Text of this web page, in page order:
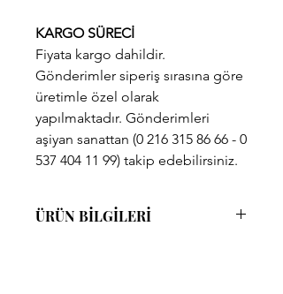
KARGO SÜRECİ
Fiyata kargo dahildir.
Gönderimler siperiş sırasına göre
üretimle özel olarak
yapılmaktadır. Gönderimleri
aşiyan sanattan (0 216 315 86 66 - 0
537 404 11 99) takip edebilirsiniz.
ÜRÜN BİLGİLERİ